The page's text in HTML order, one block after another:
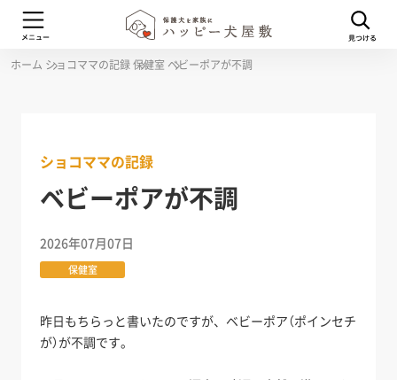
ホーム ショコママの記録保健室 ベビーポアが不調
ショコママの記録
ベビーポアが不調
2026年07月07日
保健室
昨日もちらっと書いたのですが、ベビーポア（ポインセチ
が）が不調です。